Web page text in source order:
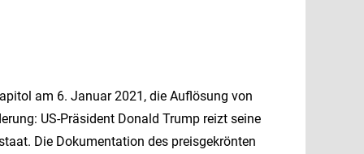
am 6. Januar 2021, die Auflösung von
US-Präsident Donald Trump reizt seine
Die Dokumentation des preisgekrönten